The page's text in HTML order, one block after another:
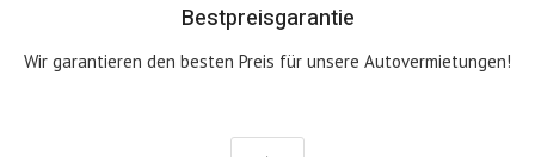
Bestpreisgarantie
Wir garantieren den besten Preis für unsere Autovermietungen!